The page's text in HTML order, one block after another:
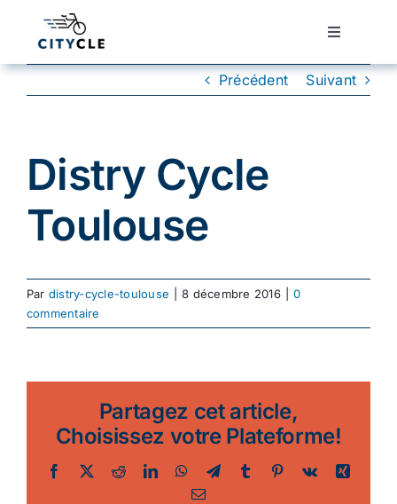
Toggle
Vélos de ville
Conseils
Ecologie
Précédent Suivant
Distry Cycle
Toulouse
Par distry-cycle-toulouse 8 décembre 2016
0
commentaire
Partagez cet article,
Choisissez votre Plateforme!
Facebook
TwitterRedditLinkedInWhatsApp
TelegramTumblr Pinterest
Vk
Xing
Email